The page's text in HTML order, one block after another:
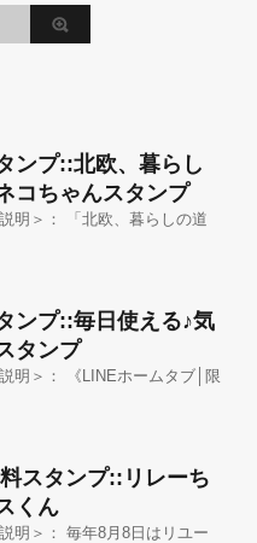
ンプ::北欧、暮らし
コちゃんスタンプ
明＞： 「北欧、暮らしの道
ンプ::毎日使える♪気
タンプ
明＞： 《LINEホームタブ│限
スタンプ::リレーち
くん
明＞： 毎年8月8日はリユー